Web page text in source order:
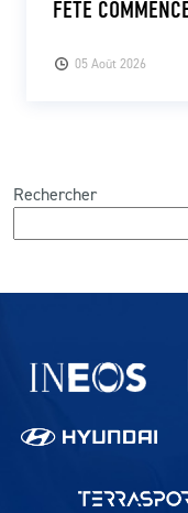
05 Août 2026
FÊTE
Rechercher
Partenaires du lausanne-